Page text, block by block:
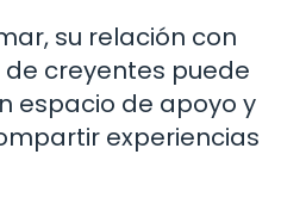
su relación con
creyentes puede
espacio de apoyo y
experiencias